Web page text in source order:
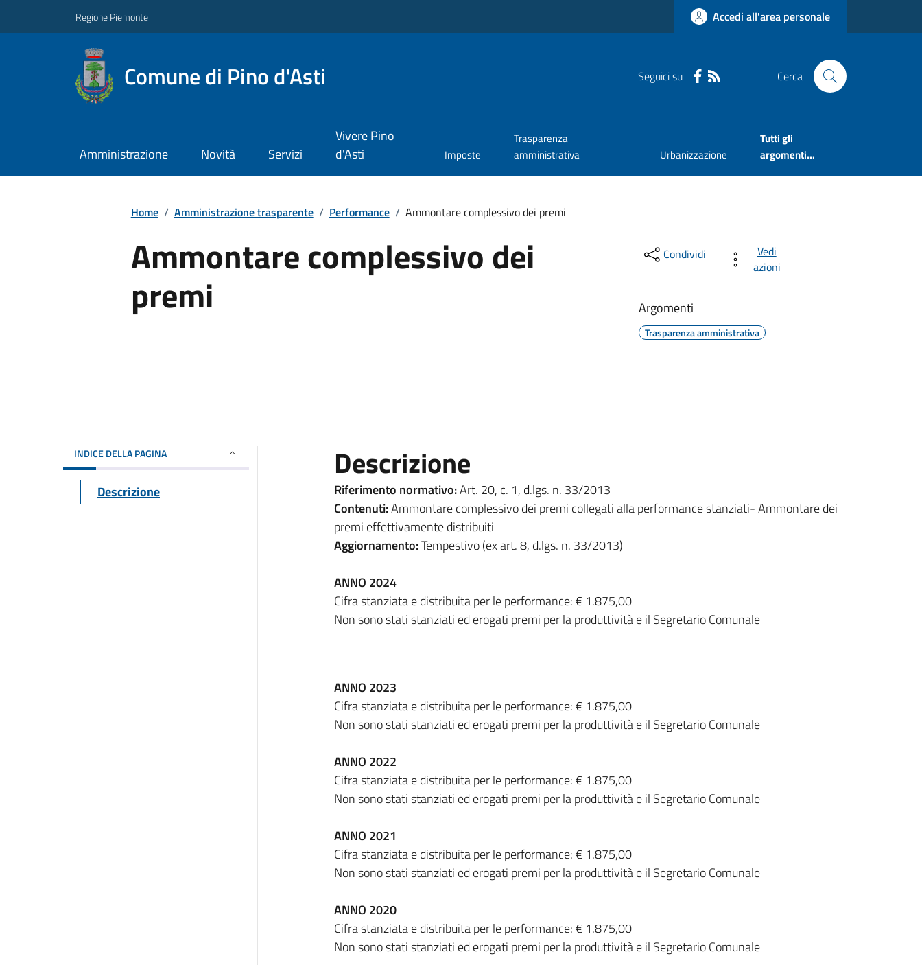
Regione Piemonte Accedi all'area personale
Comune di Pino d'Asti Seguici su Cerca
Amministrazione Novità Servizi
Vivere Pino
d'Asti
Imposte
Trasparenza
amministrativa
Urbanizzazione
Tutti gli
argomenti...
Home / Amministrazione trasparente / Performance / Ammontare complessivo dei premi
Ammontare complessivo dei
premi
Condividi
Vedi
azioni
Argomenti
Trasparenza amministrativa
INDICE DELLA PAGINA
Descrizione
Descrizione
Riferimento normativo:Art. 20, c. 1, d.lgs. n. 33/2013
Contenuti:Ammontare complessivo dei premi collegati alla performance stanziati- Ammontare dei
premi effettivamente distribuiti
Aggiornamento:Tempestivo (ex art. 8, d.lgs. n. 33/2013)
ANNO 2024
Cifra stanziata e distribuita per le performance: € 1.875,00
Non sono stati stanziati ed erogati premi per la produttività e il Segretario Comunale
ANNO 2023
Cifra stanziata e distribuita per le performance: € 1.875,00
Non sono stati stanziati ed erogati premi per la produttività e il Segretario Comunale
ANNO 2022
Cifra stanziata e distribuita per le performance: € 1.875,00
Non sono stati stanziati ed erogati premi per la produttività e il Segretario Comunale
ANNO 2021
Cifra stanziata e distribuita per le performance: € 1.875,00
Non sono stati stanziati ed erogati premi per la produttività e il Segretario Comunale
ANNO 2020
Cifra stanziata e distribuita per le performance: € 1.875,00
Non sono stati stanziati ed erogati premi per la produttività e il Segretario Comunale